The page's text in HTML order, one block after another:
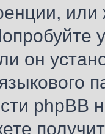
или
он
phpBB